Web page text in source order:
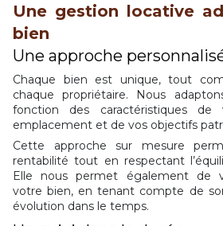
Une gestion locative
bien
Une approche
Chaque bien est unique, tout
chaque propriétaire. Nous
fonction des caractéristiques
emplacement et de vos objectifs
Cette approche sur mesure
rentabilité tout en respectant
Elle nous permet également de
votre bien, en tenant compte de
évolution dans le temps.